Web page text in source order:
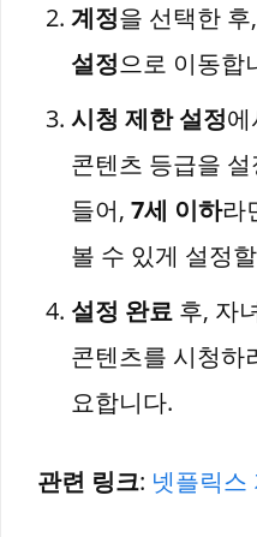
계정을 선택한 후,
설정으로 이동합
시청 제한 설정
콘텐츠 등급을
들어, 7세 이하라
볼 수 있게 설정
설정 완료 후, 자
콘텐츠를 시청하
요합니다.
관련 링크: 넷플릭스